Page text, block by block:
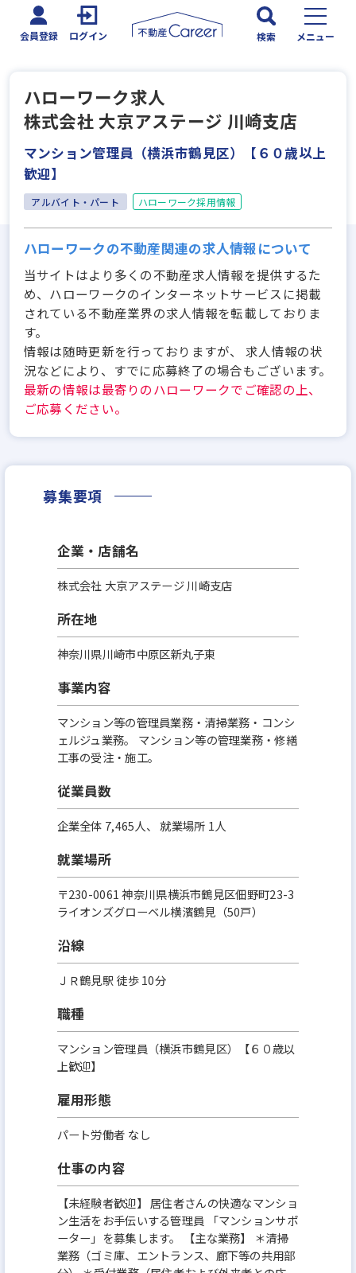
会員登録 ログイン 検索 メニュー
ハローワーク求人
株式会社 大京アステージ 川崎支店
マンション管理員（横浜市鶴見区）【６０歳以上
歓迎】
アルバイト・パート ハローワーク採用情報
ハローワークの不動産関連の求人情報について
当サイトはより多くの不動産求人情報を提供するた
め、ハローワークのインターネットサービスに掲載
されている不動産業界の求人情報を転載しておりま
す。
情報は随時更新を行っておりますが、 求人情報の状
況などにより、すでに応募終了の場合もございます。
最新の情報は最寄りのハローワークでご確認の上、
ご応募ください。
募集要項
企業・店舗名
株式会社 大京アステージ 川崎支店
所在地
神奈川県川崎市中原区新丸子東
事業内容
マンション等の管理員業務・清掃業務・コンシ
ェルジュ業務。 マンション等の管理業務・修繕
工事の受注・施工。
従業員数
企業全体 7,465人、 就業場所 1人
就業場所
〒230-0061 神奈川県横浜市鶴見区佃野町23-3
ライオンズグローベル横濱鶴見（50戸）
沿線
ＪＲ鶴見駅 徒歩 10分
職種
マンション管理員（横浜市鶴見区）【６０歳以
上歓迎】
雇用形態
パート労働者 なし
仕事の内容
【未経験者歓迎】 居住者さんの快適なマンショ
ン生活をお手伝いする管理員 「マンションサポ
ーター」を募集します。 【主な業務】 ＊清掃
業務（ゴミ庫、エントランス、廊下等の共用部